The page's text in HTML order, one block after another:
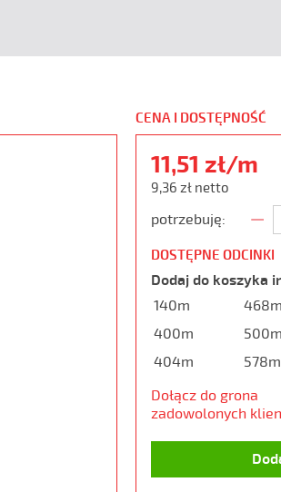
CENA I DOSTĘPNOŚĆ
11,51 zł/m
9,36 zł netto
potrzebuję:
DOSTĘPNE ODCINKI
Dodaj do koszyka
140m
400m
404m
468m
500m
578m
Dołącz do grona
zadowolonych